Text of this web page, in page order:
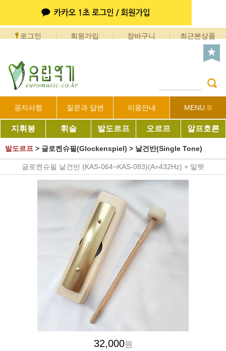
로그인 회원가입 장바구니 최근본상품
공지사항 질문과 답변 이용안내 MENU
지휘봉 휘슬 발도르프 오르프 알프호른
발도르프 > 글로켄슈필(Glockenspiel) > 낱건반(Single Tone)
글로켄슈필 낱건반 (KAS-064~KAS-083)(A=432Hz) + 말렛
32,000원